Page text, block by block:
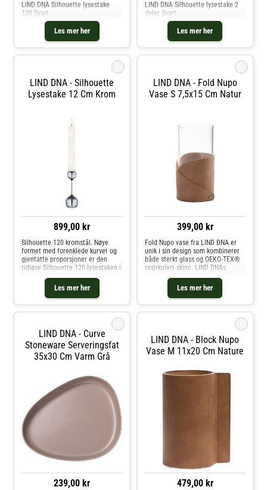
Les mer her
LIND DNA Silhouette lysestake
120 Svart
Les mer her
LIND DNA Silhouette lysestake 2
deler Svart
LIND DNA - Silhouette
Lysestake 12 Cm Krom
899,00 kr
Les mer her
Silhouette 120 kromstål. Nøye
formet med forenklede kurver og
gjentatte proporsjoner er den
tidløse Silhouette 120 lysestaken i
krombelagt solid stål en organisk
passform for enhver plass. Plasser
den individuelt eller i en samling
med flere og opple
LIND DNA - Fold Nupo
Vase S 7,5x15 Cm Natur
399,00 kr
Les mer her
Fold Nupo vase fra LIND DNA er
unik i sin design som kombinerer
både sterkt glass og OEKO-TEX®
resirkulert skinn. LIND DNAs
resirkulerte skinn er elegant
brettet rundt den sterke
glassvasen, noe som gir et
minimalistisk og lett utseende.
LIND DNA - Curve
Stoneware Serveringsfat
35x30 Cm Varm Grå
239,00 kr
LIND DNA - Block Nupo
Vase M 11x20 Cm Nature
479,00 kr